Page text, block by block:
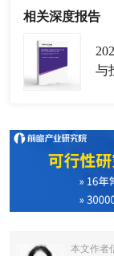
相关深度报告
与
本文作者